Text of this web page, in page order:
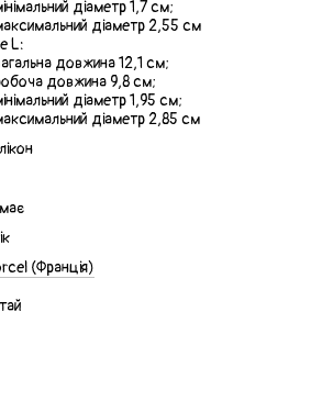
діаметр 1,7 см;
діаметр 2,55 см
L:
довжина 12,1 см;
довжина 9,8 см;
діаметр 1,95 см;
діаметр 2,85 см
(Франція)